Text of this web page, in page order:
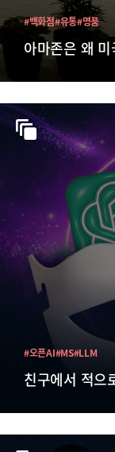
아마존은 왜
#백화점#유통#명품
친구에서 적으
#오픈AI#MS#LLM